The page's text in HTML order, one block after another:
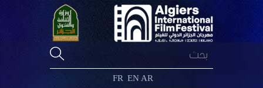
AR
EN
FR